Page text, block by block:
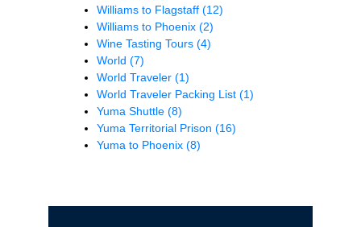
Williams to Flagstaff (12)
Williams to Phoenix (2)
Wine Tasting Tours (4)
World (7)
World Traveler (1)
World Traveler Packing List (1)
Yuma Shuttle (8)
Yuma Territorial Prison (16)
Yuma to Phoenix (8)